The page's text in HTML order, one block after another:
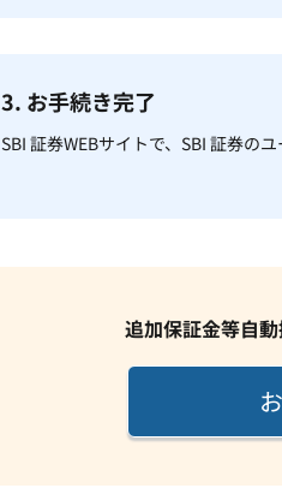
3. お手続き完了
SBI 証券WEBサイトで、SBI 証券の
追加保証金等自